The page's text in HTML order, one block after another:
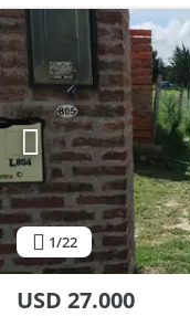
1/22
USD 27.000